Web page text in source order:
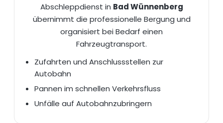
Abschleppdienst in Bad Wünnenberg
übernimmt die professionelle Bergung und
organisiert bei Bedarf einen
Fahrzeugtransport.
Zufahrten und Anschlussstellen zur
Autobahn
Pannen im schnellen Verkehrsfluss
Unfälle auf Autobahnzubringern